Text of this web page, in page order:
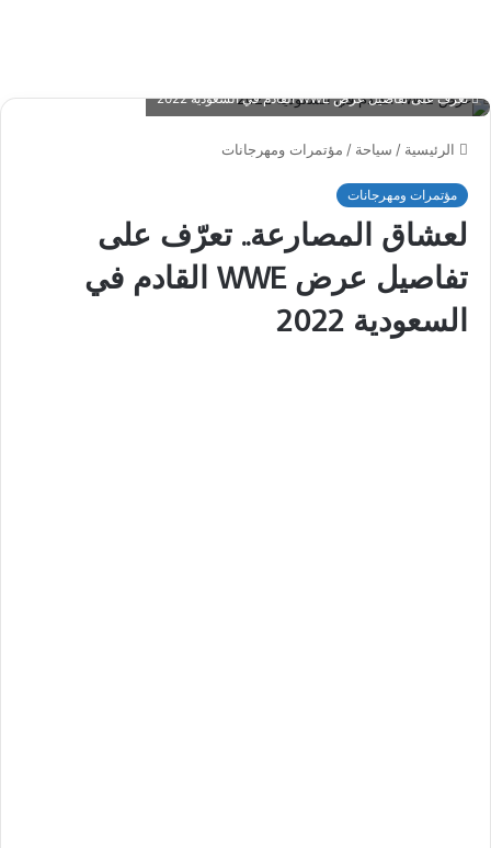
تعرّف على تفاصيل عرض WWE القادم في السعودية 2022
الرئيسية / سياحة / مؤتمرات ومهرجانات
مؤتمرات ومهرجانات
لعشاق المصارعة.. تعرّف على
تفاصيل عرض WWE القادم في
السعودية 2022